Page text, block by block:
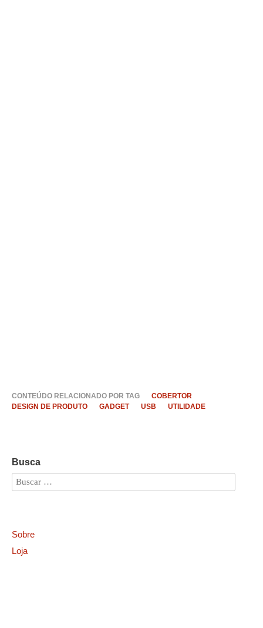
CONTEÚDO RELACIONADO POR TAG
COBERTOR
DESIGN DE PRODUTO
GADGET USB UTILIDADE
Busca
Sobre
Loja